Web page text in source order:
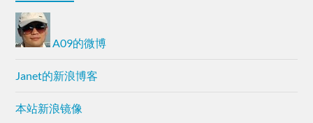
A09的微博
Janet的新浪博客
本站新浪镜像